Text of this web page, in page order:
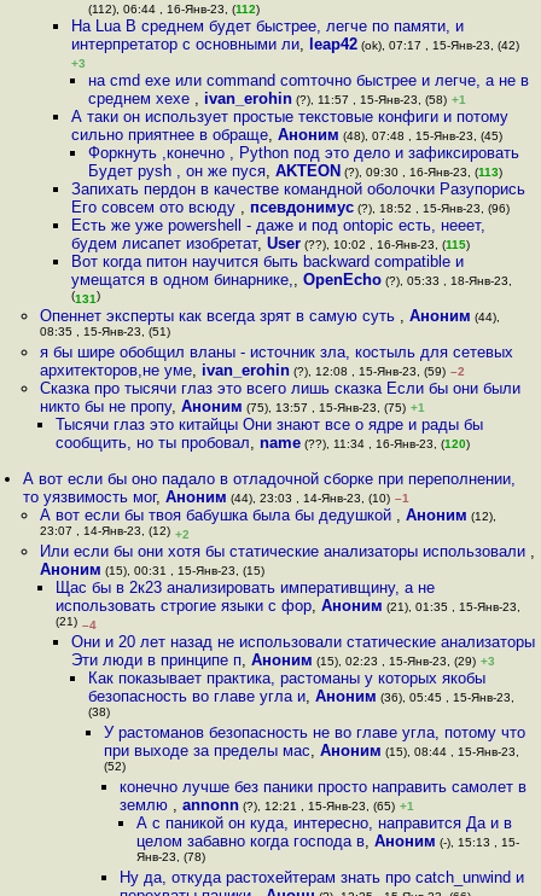
(112), 06:44 , 16-Янв-23, (112)
На Lua В среднем будет быстрее, легче по памяти, и
интерпретатор с основными ли, leap42 (ok), 07:17 , 15-Янв-23, (42)
+3
на cmd exe или command comточно быстрее и легче, а не в
среднем хехе , ivan_erohin(?), 11:57 , 15-Янв-23, (58) +1
А таки он использует простые текстовые конфиги и потому
сильно приятнее в обраще,Аноним (48), 07:48 , 15-Янв-23, (45)
Форкнуть ,конечно , Python под это дело и зафиксировать
Будет pysh , он же пуся, AKTEON (?), 09:30 , 16-Янв-23, (113)
Запихать пердон в качестве командной оболочки Разупорись
Его совсем ото всюду , псевдонимус (?), 18:52 , 15-Янв-23, (96)
Есть же уже powershell - даже и под ontopic есть, нееет,
будем лисапет изобретат,User (??), 10:02 , 16-Янв-23, (115)
Вот когда питон научится быть backward compatible и
умещатся в одном бинарнике,,OpenEcho (?), 05:33 , 18-Янв-23,
(131)
Опеннет эксперты как всегда зрят в самую суть , Аноним (44),
08:35 , 15-Янв-23, (51)
я бы шире обобщил вланы - источник зла, костыль для сетевых
архитекторов,не уме, ivan_erohin(?), 12:08 , 15-Янв-23, (59) –2
Сказка про тысячи глаз это всего лишь сказка Если бы они были
никто бы не пропу, Аноним (75), 13:57 , 15-Янв-23, (75) +1
Тысячи глаз это китайцы Они знают все о ядре и рады бы
сообщить, но ты пробовал, name(??), 11:34 , 16-Янв-23, (120)
А вот если бы оно падало в отладочной сборке при переполнении,
то уязвимость мог,Аноним (44), 23:03 , 14-Янв-23, (10) –1
А вот если бы твоя бабушка была бы дедушкой , Аноним (12),
23:07 , 14-Янв-23, (12) +2
Или если бы они хотя бы статические анализаторы использовали ,
Аноним (15), 00:31 , 15-Янв-23, (15)
Щас бы в 2к23 анализировать императивщину, а не
использовать строгие языки с фор, Аноним (21), 01:35 , 15-Янв-23,
(21) –4
Они и 20 лет назад не использовали статические анализаторы
Эти люди в принципе п,Аноним (15), 02:23 , 15-Янв-23, (29) +3
Как показывает практика, растоманы у которых якобы
безопасность во главе угла и, Аноним (36), 05:45 , 15-Янв-23,
(38)
У растоманов безопасность не во главе угла, потому что
при выходе за пределы мас, Аноним (15), 08:44 , 15-Янв-23,
(52)
конечно лучше без паники просто направить самолет в
землю ,annonn (?), 12:21 , 15-Янв-23, (65) +1
А с паникой он куда, интересно, направится Да и в
целом забавно когда господа в, Аноним (-), 15:13 , 15-
Янв-23, (78)
Ну да, откуда растохейтерам знать про catch_unwind и